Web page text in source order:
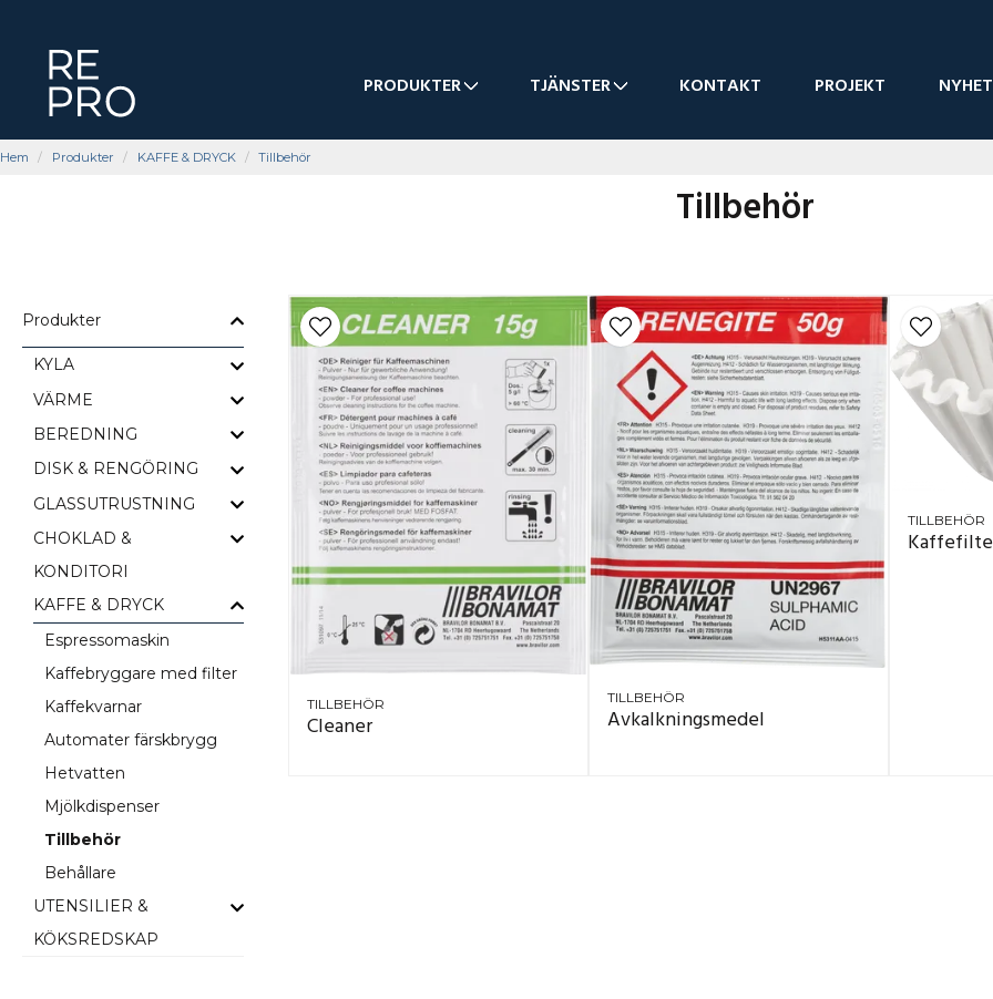
PRODUKTER TJÄNSTER KONTAKT PROJEKT
Hem Produkter KAFFE & DRYCK Tillbehör
Tillbehör
Produkter
KYLA
VÄRME
BEREDNING
DISK & RENGÖRING
GLASSUTRUSTNING
CHOKLAD &
KONDITORI
KAFFE & DRYCK
Espressomaskin
Kaffebryggare med filter
Kaffekvarnar
Automater färskbrygg
Hetvatten
Mjölkdispenser
Tillbehör
Behållare
UTENSILIER &
KÖKSREDSKAP
TILLBEHÖR
Cleaner
TILLBEHÖR
Avkalkningsmedel
TILLBEHÖR